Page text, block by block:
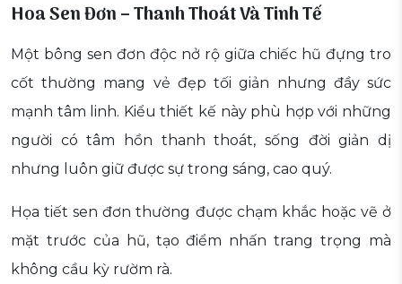
Hoa Sen Đơn – Thanh Thoát Và Tinh Tế
Một bông sen đơn độc nở rộ giữa chiếc hũ đựng tro
cốt thường mang vẻ đẹp tối giản nhưng đầy sức
mạnh tâm linh. Kiểu thiết kế này phù hợp với những
người có tâm hồn thanh thoát, sống đời giản dị
nhưng luôn giữ được sự trong sáng, cao quý.
Họa tiết sen đơn thường được chạm khắc hoặc vẽ ở
mặt trước của hũ, tạo điểm nhấn trang trọng mà
không cầu kỳ rườm rà.